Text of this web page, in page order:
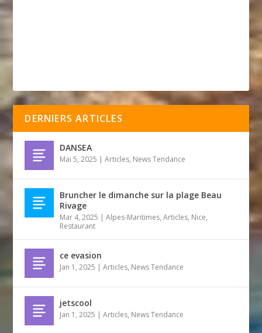
DERNIERS ARTICLES
DANSEA
Mai 5, 2025 |Articles, News Tendance
Bruncher le dimanche sur la plage Beau
Rivage
Mar 4, 2025 |Alpes-Maritimes,Articles, Nice,
Restaurant
ce evasion
Jan 1, 2025 |Articles, News Tendance
jetscool
Jan 1, 2025 |Articles, News Tendance